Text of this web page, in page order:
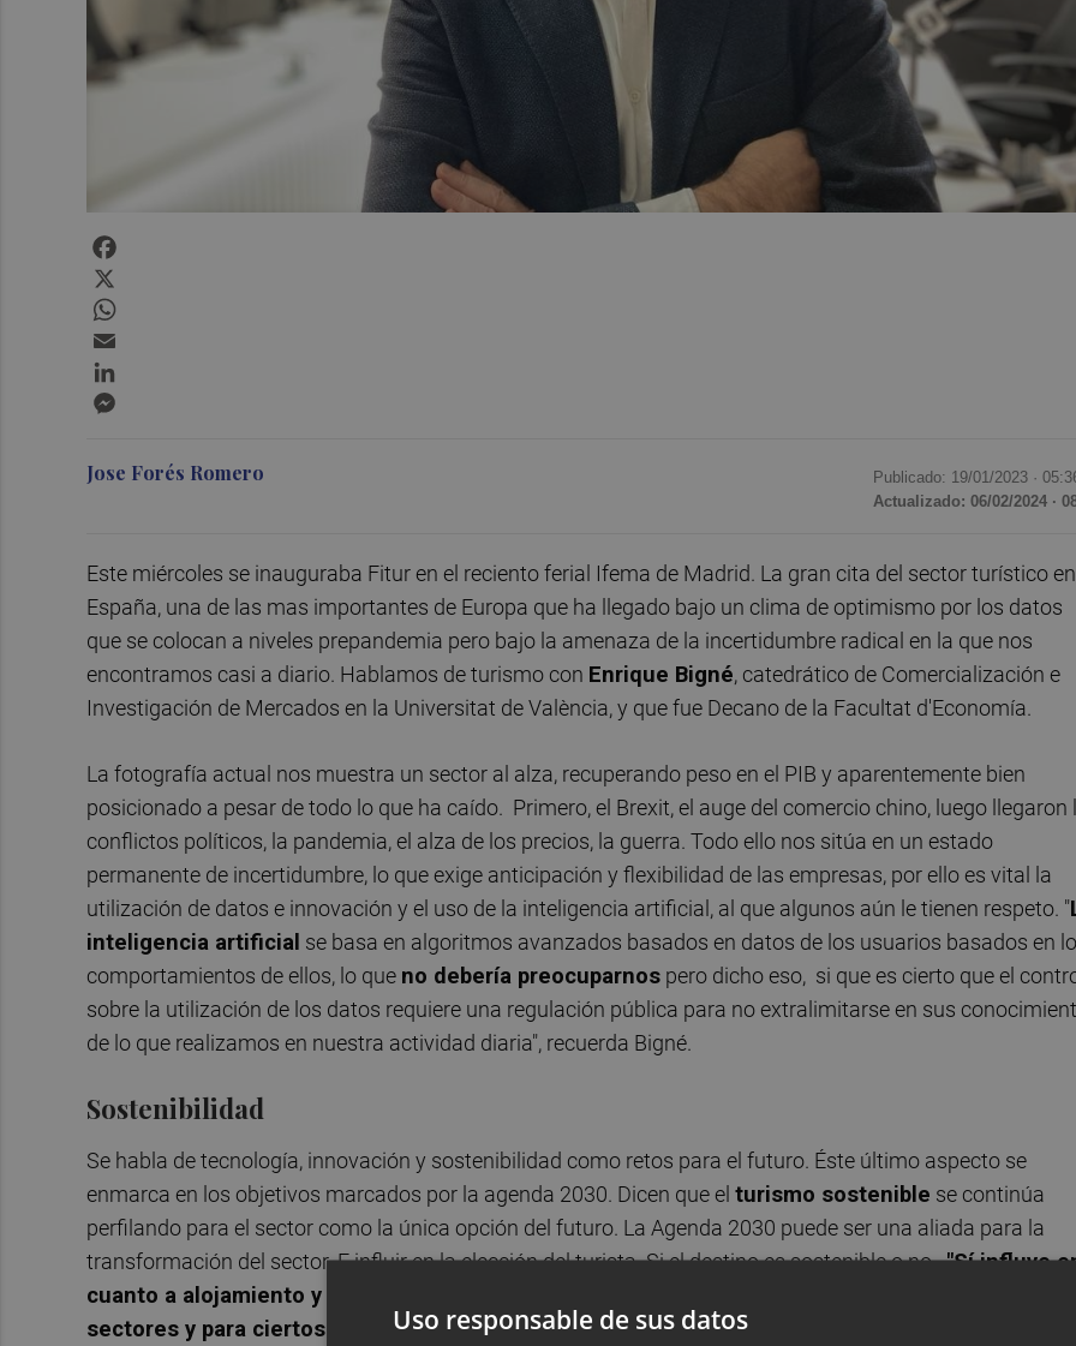
Jose Forés Romero Publicado: 19/01/2023 ·
Actualizado: 06/02/2024 ·
Este miércoles se inauguraba Fitur en el reciento ferial Ifema de Madrid. La gran cita del sector turístico en
España, una de las mas importantes de Europa que ha llegado bajo un clima de optimismo por los datos
que se colocan a niveles prepandemia pero bajo la amenaza de la incertidumbre radical en la que nos
encontramos casi a diario. Hablamos de turismo con Enrique Bigné, catedrático de Comercialización e
Investigación de Mercados en la Universitat de València, y que fue Decano de la Facultat d'Economía.
La fotografía actual nos muestra un sector al alza, recuperando peso en el PIB y aparentemente bien
posicionado a pesar de todo lo que ha caído. Primero, el Brexit, el auge del comercio chino, luego llegaron
conflictos políticos, la pandemia, el alza de los precios, la guerra. Todo ello nos sitúa en un estado
permanente de incertidumbre, lo que exige anticipación y flexibilidad de las empresas, por ello es vital la
utilización de datos e innovación y el uso de la inteligencia artificial, al que algunos aún le tienen respeto. "
inteligencia artificial se basa en algoritmos avanzados basados en datos de los usuarios basados en
comportamientos de ellos, lo que no debería preocuparnos pero dicho eso, si que es cierto que el
sobre la utilización de los datos requiere una regulación pública para no extralimitarse en sus
de lo que realizamos en nuestra actividad diaria", recuerda Bigné.
Sostenibilidad
Se habla de tecnología, innovación y sostenibilidad como retos para el futuro. Éste último aspecto se
enmarca en los objetivos marcados por la agenda 2030. Dicen que el turismo sostenible se continúa
perfilando para el sector como la única opción del futuro. La Agenda 2030 puede ser una aliada para la
transformación del sector. E influir en la elección del turista. Si el destino es sostenible o no."Sí influye
cuanto a alojamiento y transporte, pero no es determinante de la elección, y lo será para ciertos
sectores y para ciertos mercados, cuánto más hacia el norte en Europa más determinante es esa
Uso responsable de sus datos